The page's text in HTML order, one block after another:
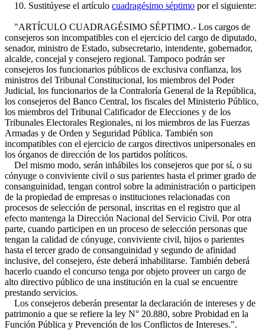
10. Sustitúyese el artículo cuadragésimo séptimo por el siguiente:
"ARTÍCULO CUADRAGÉSIMO SÉPTIMO.- Los cargos de
consejeros son incompatibles con el ejercicio del cargo de diputado,
senador, ministro de Estado, subsecretario, intendente, gobernador,
alcalde, concejal y consejero regional. Tampoco podrán ser
consejeros los funcionarios públicos de exclusiva confianza, los
ministros del Tribunal Constitucional, los miembros del Poder
Judicial, los funcionarios de la Contraloría General de la República,
los consejeros del Banco Central, los fiscales del Ministerio Público,
los miembros del Tribunal Calificador de Elecciones y de los
Tribunales Electorales Regionales, ni los miembros de las Fuerzas
Armadas y de Orden y Seguridad Pública. También son
incompatibles con el ejercicio de cargos directivos unipersonales en
los órganos de dirección de los partidos políticos.
Del mismo modo, serán inhábiles los consejeros que por sí, o su
cónyuge o conviviente civil o sus parientes hasta el primer grado de
consanguinidad, tengan control sobre la administración o participen
de la propiedad de empresas o instituciones relacionadas con
procesos de selección de personal, inscritas en el registro que al
efecto mantenga la Dirección Nacional del Servicio Civil. Por otra
parte, cuando participen en un proceso de selección personas que
tengan la calidad de cónyuge, conviviente civil, hijos o parientes
hasta el tercer grado de consanguinidad y segundo de afinidad
inclusive, del consejero, éste deberá inhabilitarse. También deberá
hacerlo cuando el concurso tenga por objeto proveer un cargo de
alto directivo público de una institución en la cual se encuentre
prestando servicios.
Los consejeros deberán presentar la declaración de intereses y de
patrimonio a que se refiere la ley N° 20.880, sobre Probidad en la
Función Pública y Prevención de los Conflictos de Intereses.".